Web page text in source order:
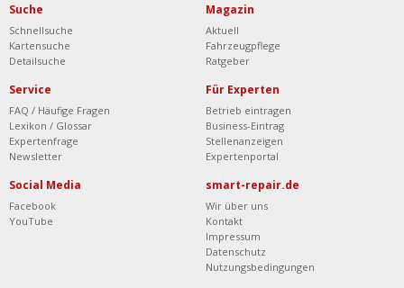
Suche
Schnellsuche
Kartensuche
Detailsuche
Magazin
Aktuell
Fahrzeugpflege
Ratgeber
Service
FAQ / Häufige Fragen
Lexikon / Glossar
Expertenfrage
Newsletter
Für Experten
Betrieb eintragen
Business-Eintrag
Stellenanzeigen
Expertenportal
Social Media
Facebook
YouTube
smart-repair.de
Wir über uns
Kontakt
Impressum
Datenschutz
Nutzungsbedingungen